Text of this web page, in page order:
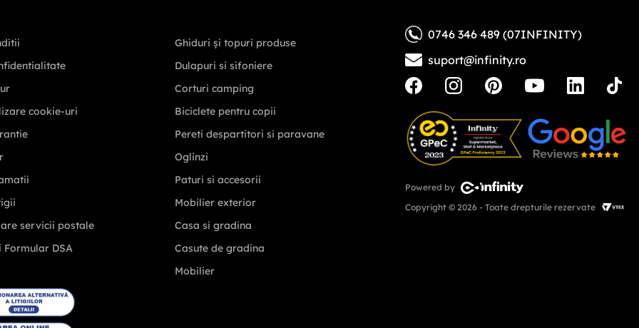
cookie-uri
servicii postale
Formular DSA
Ghiduri și topuri produse
Dulapuri si sifoniere
Corturi camping
Biciclete pentru copii
Pereti despartitori si paravane
Oglinzi
Paturi si accesorii
Mobilier exterior
Casa si gradina
Casute de gradina
Mobilier
0746 346 489 (07INFINITY)
suport@infinity.ro
Powered by
Copyright © 2026 - Toate drepturile rezervate